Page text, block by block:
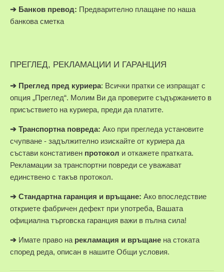
➔ Банков превод: Предварително плащане по наша
банкова сметка
ПРЕГЛЕД, РЕКЛАМАЦИИ И ГАРАНЦИЯ
➔ Преглед пред куриера: Всички пратки се изпращат с
опция „Преглед“. Молим Ви да проверите съдържанието в
присъствието на куриера, преди да платите.
➔ Транспортна повреда: Ако при прегледа установите
счупване - задължително изискайте от куриера да
състави констативен протокол и откажете пратката.
Рекламации за транспортни повреди се уважават
единствено с такъв протокол.
➔ Стандартна гаранция и връщане: Ако впоследствие
откриете фабричен дефект при употреба, Вашата
официална търговска гаранция важи в пълна сила!
➔ Имате право на рекламация и връщане на стоката
според реда, описан в нашите Общи условия.